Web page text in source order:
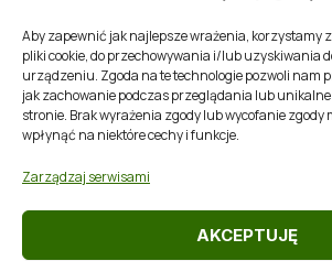
Aby zapewnić jak najlepsze wrażenia, korzystamy
pliki cookie, do przechowywania i/lub uzyskiwania
urządzeniu. Zgoda na te technologie pozwoli nam
jak zachowanie podczas przeglądania lub
stronie. Brak wyrażenia zgody lub wycofanie zgody
wpłynąć na niektóre cechy i funkcje.
Zarządzaj serwisami
AKCEPTUJĘ
Mapa strony
Polityka plików cookies (EU)
Zakres tematyczny
RSS